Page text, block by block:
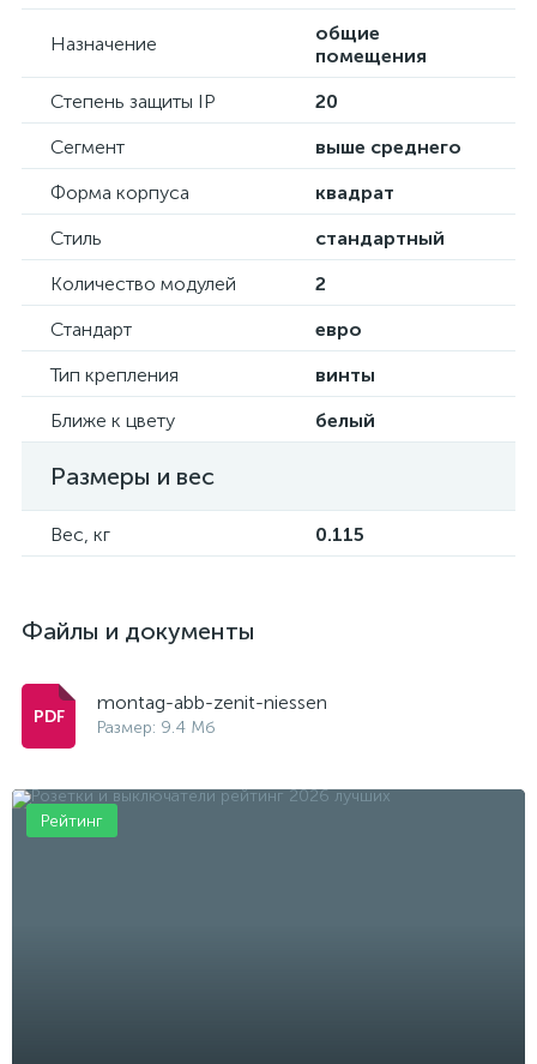
Назначение
общие
помещения
Степень защиты IP
20
Сегмент
выше среднего
Форма корпуса
квадрат
Стиль
стандартный
Количество модулей
2
Стандарт
евро
Тип крепления
винты
Ближе к цвету
белый
Размеры и вес
Вес, кг 0.115
Файлы и документы
montag-abb-zenit-niessen
Размер: 9.4 Мб
Рейтинг